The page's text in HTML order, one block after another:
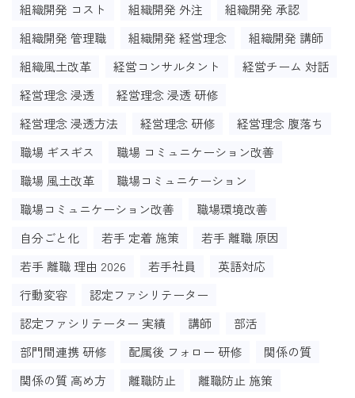
組織開発 コスト
組織開発 外注
組織開発 承認
組織開発 管理職
組織開発 経営理念
組織開発 講師
組織風土改革
経営コンサルタント
経営チーム 対話
経営理念 浸透
経営理念 浸透 研修
経営理念 浸透方法
経営理念 研修
経営理念 腹落ち
職場 ギスギス
職場 コミュニケーション改善
職場 風土改革
職場コミュニケーション
職場コミュニケーション改善
職場環境改善
自分ごと化
若手 定着 施策
若手 離職 原因
若手 離職 理由 2026
若手社員
英語対応
行動変容
認定ファシリテーター
認定ファシリテーター 実績
講師
部活
部門間連携 研修
配属後 フォロー 研修
関係の質
関係の質 高め方
離職防止
離職防止 施策